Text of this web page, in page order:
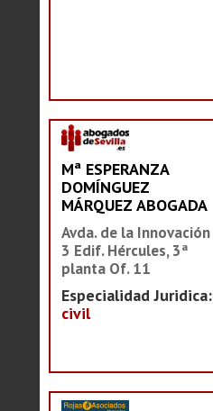
Mª ESPERANZA
DOMÍNGUEZ
MÁRQUEZ ABOGADA
Avda. de la Innovación
3 Edif. Hércules, 3ª
planta Of. 11
Especialidad Juridica:
civil